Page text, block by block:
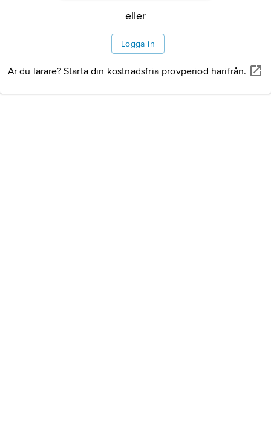
eller
Logga in
Är du lärare? Starta din kostnadsfria provperiod härifrån.